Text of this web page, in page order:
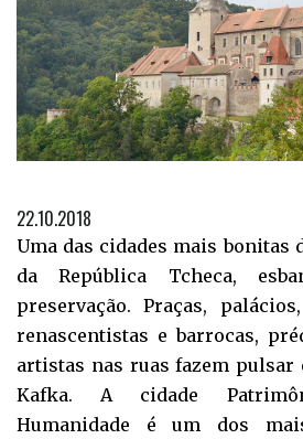
22.10.2018
Uma das cidades mais bonitas
da República Tcheca,
preservação. Praças,
renascentistas e barrocas,
artistas nas ruas fazem pulsar
Kafka. A cidade
Humanidade é um dos